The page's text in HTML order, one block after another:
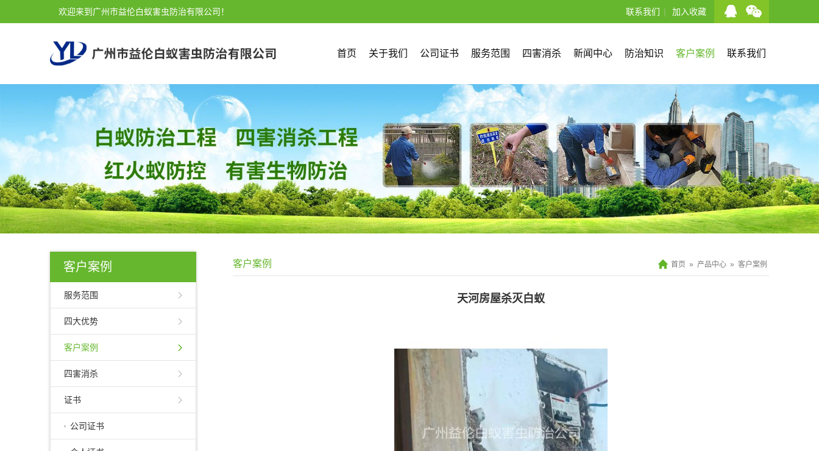
欢迎来到广州市益伦白蚁害虫防治有限公司！ 联系我们 | 加入收藏
首页 关于我们 公司证书 服务范围 四害消杀 新闻中心 防治知识 客户案例 联系我们
客户案例
服务范围
四大优势
客户案例
四害消杀
证书
公司证书
客户案例 首页 » 产品中心 » 客户案例
天河房屋杀灭白蚁